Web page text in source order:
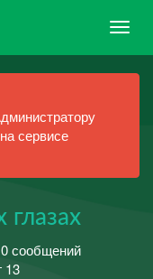
сервисе
глазах
0 сообщений
13